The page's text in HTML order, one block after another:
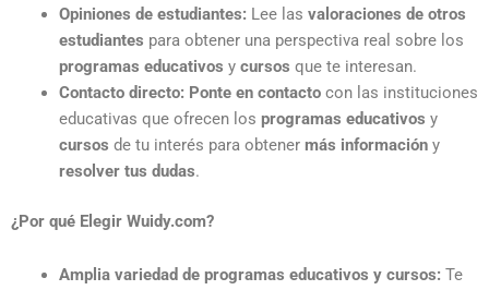
Opiniones de estudiantes: Lee las valoraciones de otros
estudiantes para obtener una perspectiva real sobre los
programas educativos y cursos que te interesan.
Contacto directo: Ponte en contactocon las instituciones
educativas que ofrecen los programas educativos y
cursos de tu interés para obtener más informacióny
resolver tus dudas.
¿Por qué Elegir Wuidy.com?
Amplia variedad de programas educativos y cursos: Te